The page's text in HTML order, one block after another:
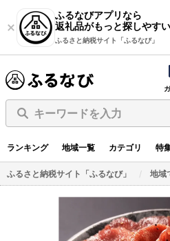
ふるなびアプリなら
返礼品がもっと探しやすい
ふるさと納税サイト「ふるなび」
キーワードを入力
ランキング 地域一覧 カテゴリ 特
ふるさと納税サイト「ふるなび」 地域